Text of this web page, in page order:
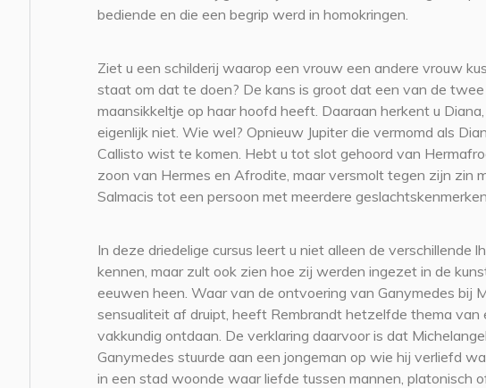
bediende en die een begrip werd in homokringen.
Ziet u een schilderij waarop een vrouw een andere vrouw
staat om dat te doen? De kans is groot dat een van de
maansikkeltje op haar hoofd heeft. Daaraan herkent u
eigenlijk niet. Wie wel? Opnieuw Jupiter die vermomd als
Callisto wist te komen. Hebt u tot slot gehoord van
zoon van Hermes en Afrodite, maar versmolt tegen zijn zin
Salmacis tot een persoon met meerdere
In deze driedelige cursus leert u niet alleen de verschillende
kennen, maar zult ook zien hoe zij werden ingezet in de
eeuwen heen. Waar van de ontvoering van Ganymedes bij
sensualiteit af druipt, heeft Rembrandt hetzelfde thema van
vakkundig ontdaan. De verklaring daarvoor is dat
Ganymedes stuurde aan een jongeman op wie hij verliefd
in een stad woonde waar liefde tussen mannen, platonisch